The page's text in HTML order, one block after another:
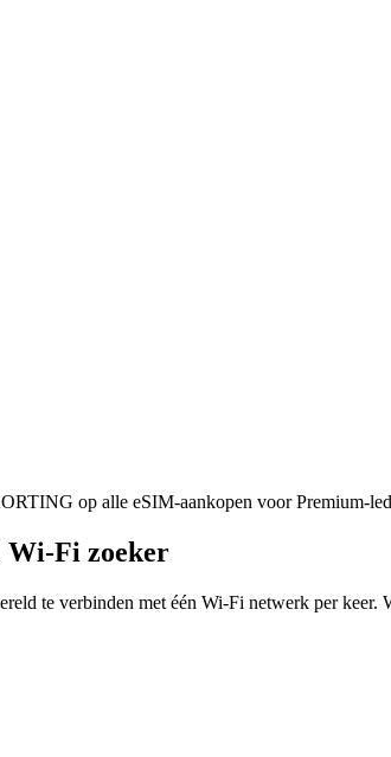
op alle eSIM-aankopen voor Premium-
Fi zoeker
te verbinden met één Wi-Fi netwerk per